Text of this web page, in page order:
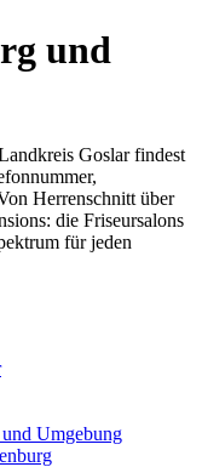
und
Goslar findest
Herrenschnitt über
die Friseursalons
für jeden
Umgebung